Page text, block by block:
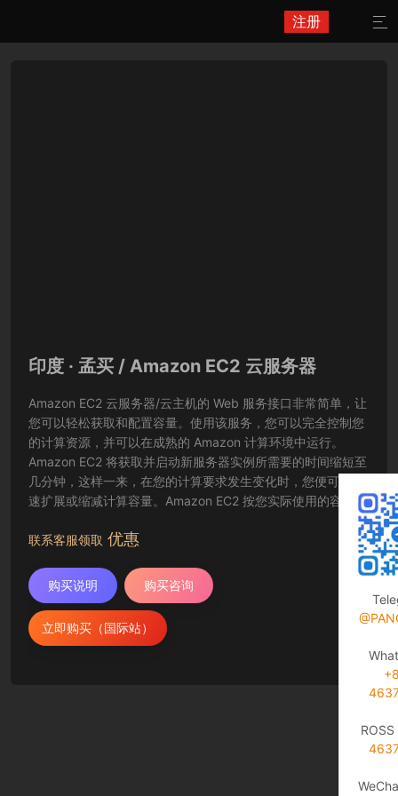
注册 
印度 · 孟买 / Amazon EC2 云服务器
Amazon EC2 云服务器/云主机的 Web 服务接口非常简单，让
您可以轻松获取和配置容量。使用该服务，您可以完全控制您
的计算资源，并可以在成熟的 Amazon 计算环境中运行。
Amazon EC2 将获取并启动新服务器实例所需要的时间缩短至
几分钟，这样一来，在您的计算要求发生变化时，您便可以快
速扩展或缩减计算容量。Amazon EC2 按您实际使用的容量收
费，改变了计算的成本结算方式。Amazon EC2 云服务器还为
开发人员提供了创建故障恢复应用程序以及排除常见故障情况
联系客服领取 优惠
购买说明 购买咨询
立即购买（国际站）